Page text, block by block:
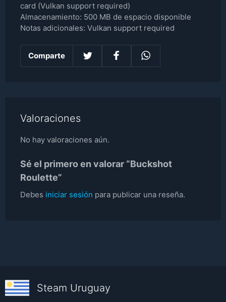
card (Vulkan support required)
Almacenamiento: 500 MB de espacio disponible
Notas adicionales: Vulkan support required
Comparte
Valoraciones
No hay valoraciones aún.
Sé el primero en valorar “Buckshot
Roulette”
Debes iniciar sesión para publicar una reseña.
Steam Uruguay